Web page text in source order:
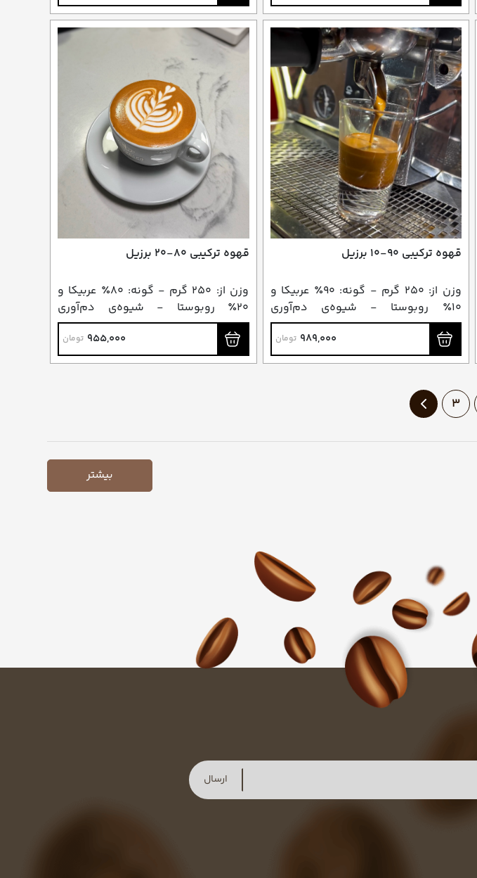
قهوه ترکیبی ۹۰-۱۰ برزیل
وزن از: ۲۵۰ گرم - گونه: ۹۰٪ عربیکا و
۱۰٪ روبوستا - شیوه‌ی دم‌آوری
پیشنهادی: اسپرسو و دمی
989,000 تومان
قهوه ترکیبی ۸۰-۲۰ برزیل
وزن از: ۲۵۰ گرم - گونه: ۸۰٪ عربیکا و
۲۰٪ روبوستا - شیوه‌ی دم‌آوری
پیشنهادی: اسپرسو و دمی
955,000 تومان
3
بیشتر
ارسال